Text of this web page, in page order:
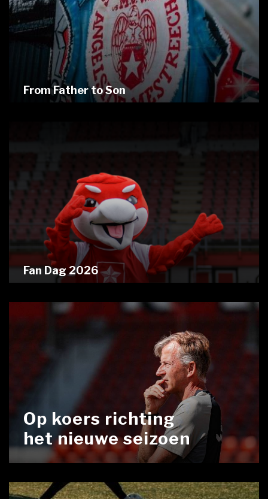
From Father to Son
Fan Dag 2026
Op koers richting
het nieuwe seizoen